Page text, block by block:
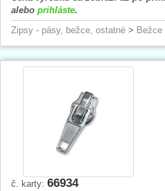
alebo prihláste.
Zipsy - pásy, bežce, ostatné > Bežce
č. karty: 66934